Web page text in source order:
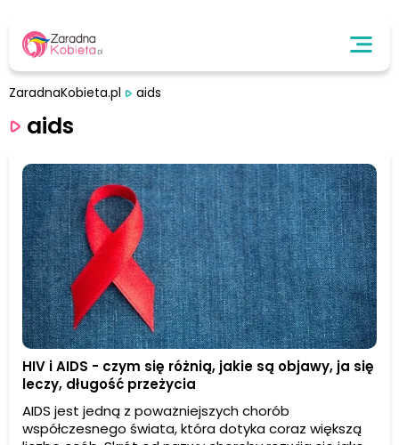
ZaradnaKobieta.pl aids
aids
HIV i AIDS - czym się różnią, jakie są objawy, ja się
leczy, długość przeżycia
AIDS jest jedną z poważniejszych chorób
współczesnego świata, która dotyka coraz większą